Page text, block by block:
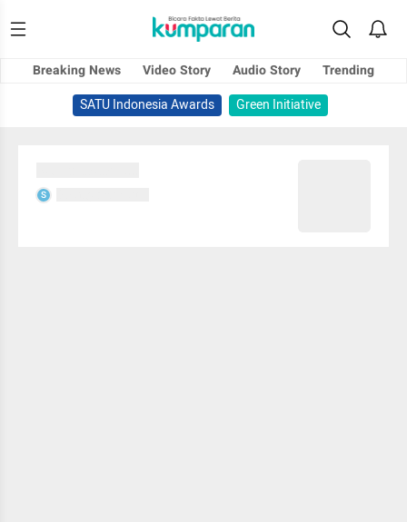
Breaking News Video Story Audio Story
Trending
SATU Indonesia Awards
Green Initiative
S